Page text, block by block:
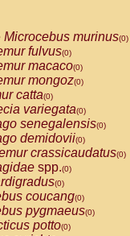
capucinus
spp.(0)
boliviensis(0)
sciureus(0)
caraya(0)
fusca(0)
seniculus(0)
spp.(0)
(0)
(0)
(0)
(0)
lagothricha(0)
lagothricha cana
calvus
Microcebus murinus(0)
fulvus(0)
macaco(0)
mongoz(0)
catta(0)
variegata(0)
senegalensis(0)
demidovii(0)
crassicaudatus(0)
spp.(0)
(0)
coucang(0)
pygmaeus(0)
potto(0)